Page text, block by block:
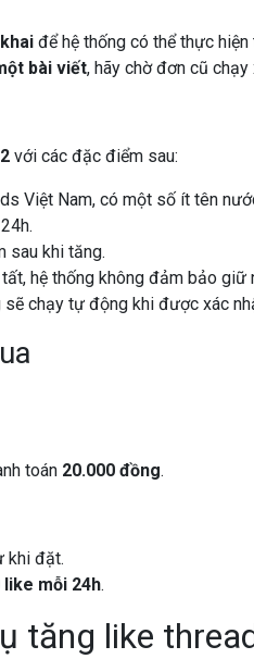
để hệ thống có thể thực hiện
bài viết, hãy chờ đơn cũ
với các đặc điểm sau:
Việt Nam, có một số ít tên
sau khi tăng.
hệ thống không đảm bảo giữ
sẽ chạy tự động khi được xác
toán 20.000 đồng.
khi đặt.
like mỗi 24h.
tăng like